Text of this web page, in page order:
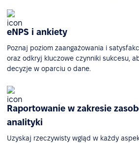
eNPS i ankiety
Poznaj poziom zaangażowania i
oraz odkryj kluczowe czynniki sukcesu,
decyzje w oparciu o dane.
Raportowanie w zakresie
analityki
Uzyskaj rzeczywisty wgląd w każdy